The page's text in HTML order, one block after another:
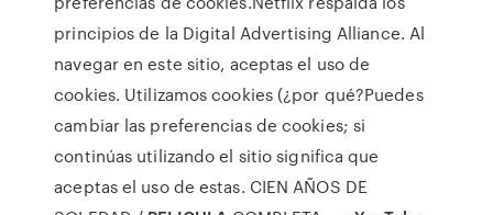
principios de la Digital Advertising Alliance. Al
navegar en este sitio, aceptas el uso de
cookies. Utilizamos cookies (¿por qué?Puedes
cambiar las preferencias de cookies; si
continúas utilizando el sitio significa que
aceptas el uso de estas. CIEN AÑOS DE